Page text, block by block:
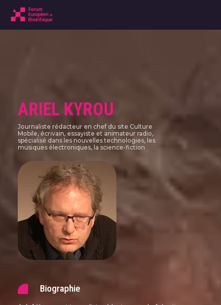
ARIEL KYROU
Journaliste rédacteur en chef du site Culture
Mobile, écrivain, essayiste et animateur radio,
spécialisé dans les nouvelles technologies, les
musiques électroniques, la science-fiction
Biographie